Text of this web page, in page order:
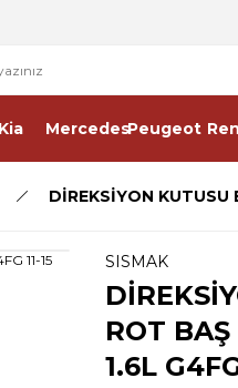
ÜSTÜ ÜCRETSİZ KARGO
Kia MercedesPeugeot
DİREKSİYON KUTUSU
SISMAK
ROT
1.6L